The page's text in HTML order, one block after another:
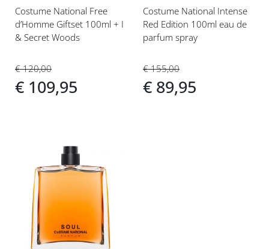
Costume National Free
d’Homme Giftset 100ml + I
& Secret Woods
€ 120,00
€ 109,95
Costume National Intense
Red Edition 100ml eau de
parfum spray
€ 155,00
€ 89,95
Voeg
toe
aan
verlanglijst